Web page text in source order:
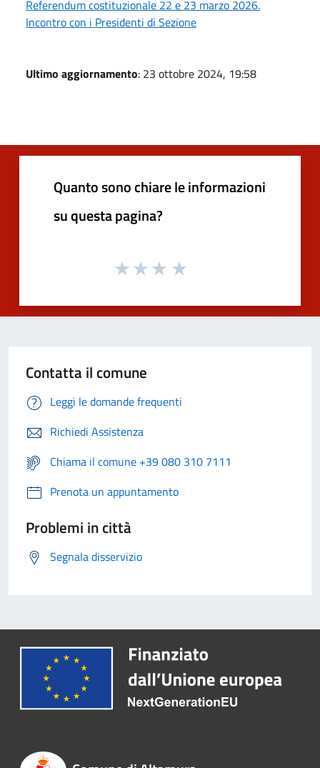
Referendum costituzionale 22 e 23 marzo 2026.
Incontro con i Presidenti di Sezione
Ultimo aggiornamento: 23 ottobre 2024, 19:58
Quanto sono chiare le informazioni
su questa pagina?
Contatta il comune
Leggi le domande frequenti
Richiedi Assistenza
Chiama il comune +39 080 310 7111
Prenota un appuntamento
Problemi in città
Segnala disservizio